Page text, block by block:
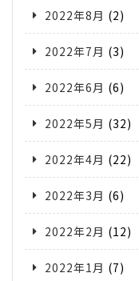
2022年8月 (2)
2022年7月 (3)
2022年6月 (6)
2022年5月 (32)
2022年4月 (22)
2022年3月 (6)
2022年2月 (12)
2022年1月 (7)